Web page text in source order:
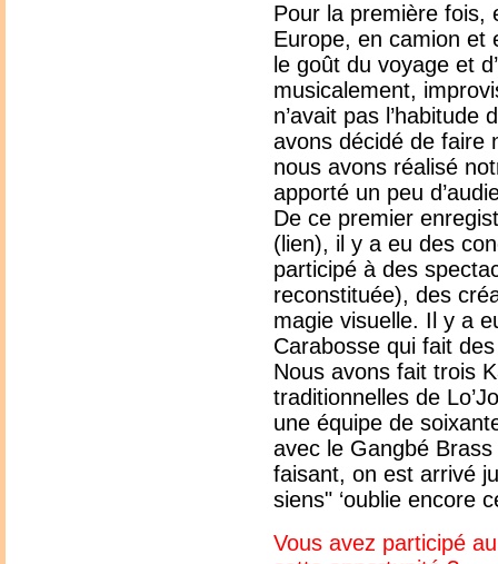
Pour la première fois,
Europe, en camion et
le goût du voyage et
musicalement,
n’avait pas
avons décidé de faire
nous avons réalisé
apporté un peu
De ce premier
(lien), il y a eu des
participé à des
reconstituée), des
magie visuelle. Il y a
Carabosse qui fait
Nous avons fait trois
traditionnelles de
une équipe de
avec le Gangbé
faisant, on est arrivé
siens" ‘oublie encore
Vous avez participé